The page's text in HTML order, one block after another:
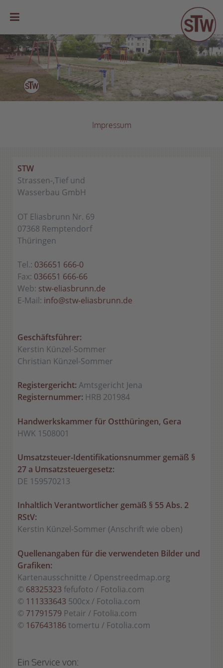
Impressum
STW
Strassen-,Tief und
Wasserbau GmbH
OT Eliasbrunn Nr. 69
07368 Remptendorf
Thüringen
Tel.: 036651 666-0
Fax: 036651 666-66
Web: stw-eliasbrunn.de
E-Mail: info@stw-eliasbrunn.de
Geschäftsführer:
Kerstin Künzel-Sommer
Christian Künzel-Sommer
Registergericht: Amtsgericht Jena
Registernummer: HRB 201984
Handwerkskammer für Ostthüringen, Gera
HWK 1508001
Umsatzsteuer-Identifikationsnummer gemäß §
27 a Umsatzsteuergesetz:
DE 159570213
Inhaltlich Verantwortlicher gemäß § 55 Abs. 2
RStV:
Kerstin Künzel-Sommer (Anschrift wie oben)
Quellenangaben für die verwendeten Bilder und
Grafiken:
Kartenausschnitte / Openstreedmap.org
© 68325323 fefufoto / Fotolia.com
© 111333643 500cx / Fotolia.com
© 71791579 Petair / Fotolia.com
© 167643186tomertu / Fotolia.com
Ein Service von: